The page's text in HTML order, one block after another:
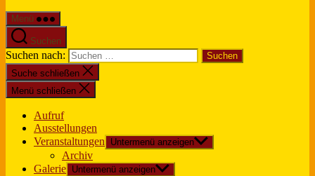
Menü
Suchen
Suchen nach:
Suche schließen
Menü schließen
Aufruf
Ausstellungen
Veranstaltungen
Untermenü anzeigen
Archiv
Galerie Untermenü anzeigen